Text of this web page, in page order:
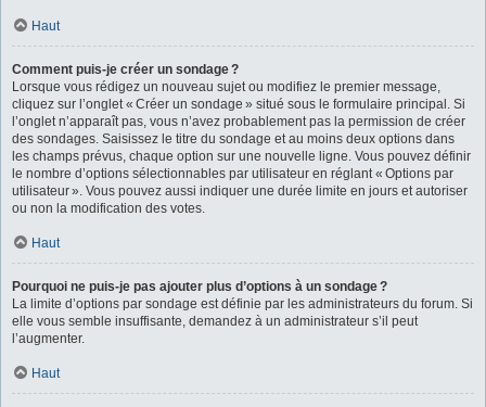
Haut
Comment puis-je créer un sondage ?
Lorsque vous rédigez un nouveau sujet ou modifiez le premier message,
cliquez sur l’onglet « Créer un sondage » situé sous le formulaire principal. Si
l’onglet n’apparaît pas, vous n’avez probablement pas la permission de créer
des sondages. Saisissez le titre du sondage et au moins deux options dans
les champs prévus, chaque option sur une nouvelle ligne. Vous pouvez définir
le nombre d’options sélectionnables par utilisateur en réglant « Options par
utilisateur ». Vous pouvez aussi indiquer une durée limite en jours et autoriser
ou non la modification des votes.
Haut
Pourquoi ne puis-je pas ajouter plus d’options à un sondage ?
La limite d’options par sondage est définie par les administrateurs du forum. Si
elle vous semble insuffisante, demandez à un administrateur s’il peut
l’augmenter.
Haut